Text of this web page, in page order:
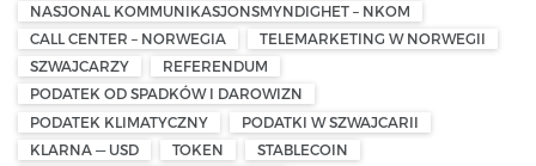
NASJONAL KOMMUNIKASJONSMYNDIGHET – NKOM
CALL CENTER – NORWEGIA
TELEMARKETING W NORWEGII
SZWAJCARZY
REFERENDUM
PODATEK OD SPADKÓW I DAROWIZN
PODATEK KLIMATYCZNY
PODATKI W SZWAJCARII
KLARNA — USD
TOKEN
STABLECOIN